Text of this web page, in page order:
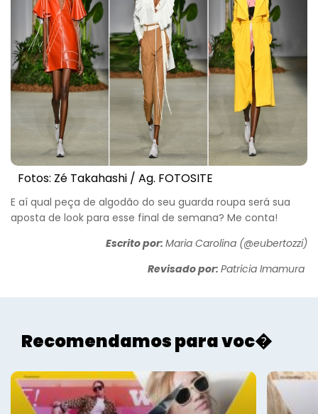
Fotos: Zé Takahashi / Ag. FOTOSITE
E aí qual peça de algodão do seu guarda roupa será sua
aposta de look para esse final de semana? Me conta!
Escrito por: Maria Carolina (@eubertozzi)
Revisado por: Patricia Imamura
Recomendamos para voc�